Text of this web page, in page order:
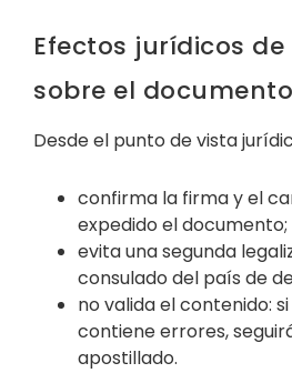
Efectos jurídicos
sobre el documento
Desde el punto de vista
confirma la firma y el
expedido el documento;
evita una segunda
consulado del país de
no valida el contenido:
contiene errores,
apostillado.